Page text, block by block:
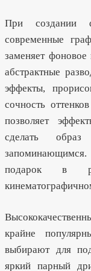
При создании
современные
заменяет
абстрактные
эффекты,
сочность
позволяет
сделать
подарок в
крайне
выбирают для
яркий парный